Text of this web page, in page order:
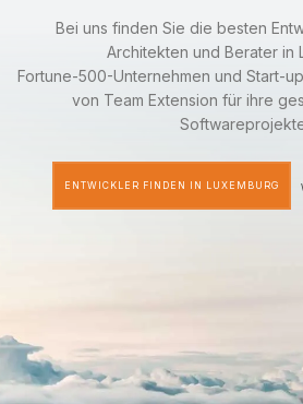
Bei uns finden Sie die besten
Architekten und Berater in
Fortune-500-Unternehmen und Start-
von Team Extension für ihre
ENTWICKLER FINDEN IN LUXEMBURG